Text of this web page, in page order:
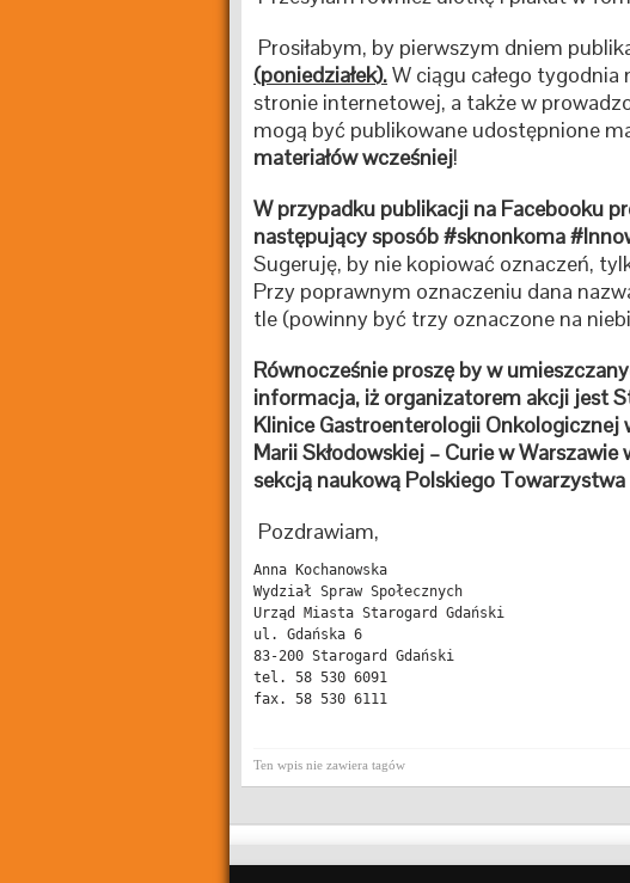
Prosiłabym, by pierwszym dniem
(poniedziałek).W ciągu całego
stronie internetowej, a także w
mogą być publikowane udostępnione
materiałów wcześniej!
W przypadku publikacji na Facebooku
następujący sposób #sknonkoma
Sugeruję, by nie kopiować oznaczeń,
Przy poprawnym oznaczeniu dana
tle (powinny być trzy oznaczone na
Równocześnie proszę by w
informacja, iż organizatorem akcji jest
Klinice Gastroenterologii
Marii Skłodowskiej – Curie w
sekcją naukową Polskiego
Pozdrawiam,
Anna Kochanowska
Wydział Spraw Społecznych
Urząd Miasta Starogard Gdański
ul. Gdańska 6
83-200 Starogard Gdański
tel. 58 530 6091
fax. 58 530 6111
Ten wpis nie zawiera tagów